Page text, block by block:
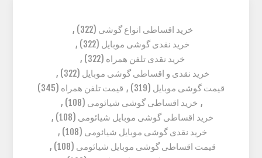
خرید اقساطی انواع گوشی (322)
,
خرید نقدی گوشی موبایل (322)
,
خرید نقدی تلفن همراه (322)
,
خرید نقدی و اقساطی گوشی موبایل (322)
,
قیمت گوشی موبایل (319)
, قیمت تلفن همراه (345)
, خرید اقساطی گوشی شیائومی (108)
,
خرید اقساطی گوشی موبایل شیائومی (108)
,
خرید نقدی گوشی موبایل شیائومی (108)
,
قیمت اقساطی گوشی موبایل شیائومی (108)
,